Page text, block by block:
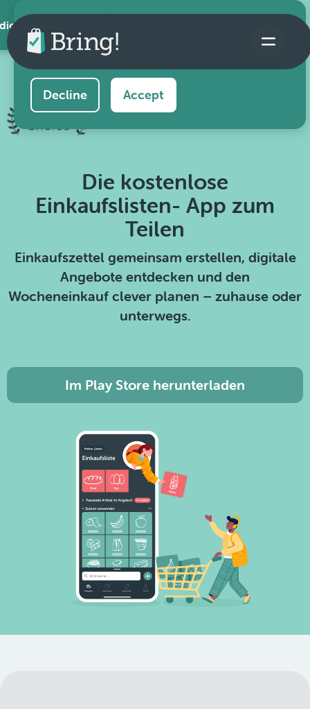
AppThis website uses cookies to ensure you get the
best experience on our website.
Decline Accept
Die kostenlose
Einkaufslisten- App zum
Teilen
Einkaufszettel gemeinsam erstellen, digitale
Angebote entdecken und den
Wocheneinkauf clever planen – zuhause oder
unterwegs.
Im Play Store herunterladen